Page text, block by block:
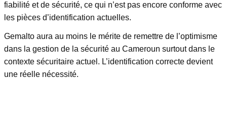
fiabilité et de sécurité, ce qui n’est pas encore conforme avec
les pièces d’identification actuelles.
Gemalto aura au moins le mérite de remettre de l’optimisme
dans la gestion de la sécurité au Cameroun surtout dans le
contexte sécuritaire actuel. L’identification correcte devient
une réelle nécessité.